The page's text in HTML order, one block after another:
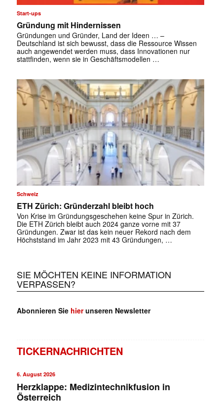
✕
Start-ups
Gründung mit Hindernissen
Gründungen und Gründer, Land der Ideen … –
Deutschland ist sich bewusst, dass die Ressource Wissen
auch angewendet werden muss, dass Innovationen nur
stattfinden, wenn sie in Geschäftsmodellen …
Schweiz
ETH Zürich: Gründerzahl bleibt hoch
Von Krise im Gründungsgeschehen keine Spur in Zürich.
Die ETH Zürich bleibt auch 2024 ganze vorne mit 37
Gründungen. Zwar ist das kein neuer Rekord nach dem
Höchststand im Jahr 2023 mit 43 Gründungen, …
SIE MÖCHTEN KEINE INFORMATION
VERPASSEN?
Abonnieren Sie hierunseren Newsletter
TICKERNACHRICHTEN
6. August 2026
Herzklappe: Medizintechnikfusion in
Österreich